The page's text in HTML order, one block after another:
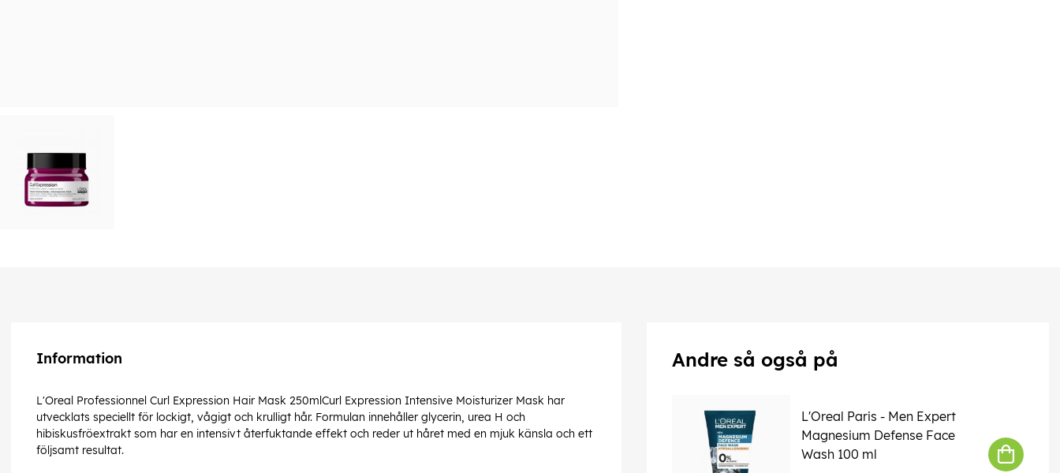
Information
L'Oreal Professionnel Curl Expression Hair Mask 250mlCurl Expression Intensive Moisturizer Mask har
utvecklats speciellt för lockigt, vågigt och krulligt hår. Formulan innehåller glycerin, urea H och
hibiskusfröextrakt som har en intensivt återfuktande effekt och reder ut håret med en mjuk känsla och ett
följsamt resultat.
Andre så også på
L'Oreal Paris - Men Expert
Magnesium Defense Face
Wash 100 ml